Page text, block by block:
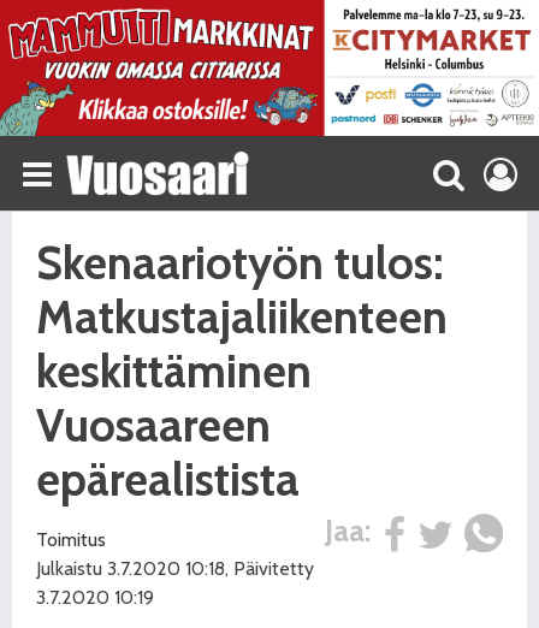
Skenaariotyön tulos:
Matkustajaliikenteen
keskittäminen
Vuosaareen
epärealistista
Jaa:
Toimitus
Julkaistu 3.7.2020 10:18, Päivitetty
3.7.2020 10:19